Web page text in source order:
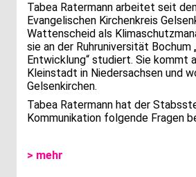
Tabea Ratermann arbeitet seit
Evangelischen Kirchenkreis
Wattenscheid als
sie an der Ruhruniversität Bochum
Entwicklung“ studiert. Sie kommt
Kleinstadt in Niedersachsen und
Gelsenkirchen.
Tabea Ratermann hat der
Kommunikation folgende Fragen
> mehr